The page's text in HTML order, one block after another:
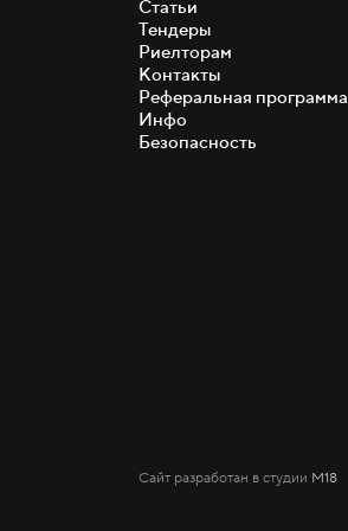
Статьи
Тендеры
Риелторам
Контакты
Реферальная программа
Инфо
Безопасность
Сайт разработан в студии М18